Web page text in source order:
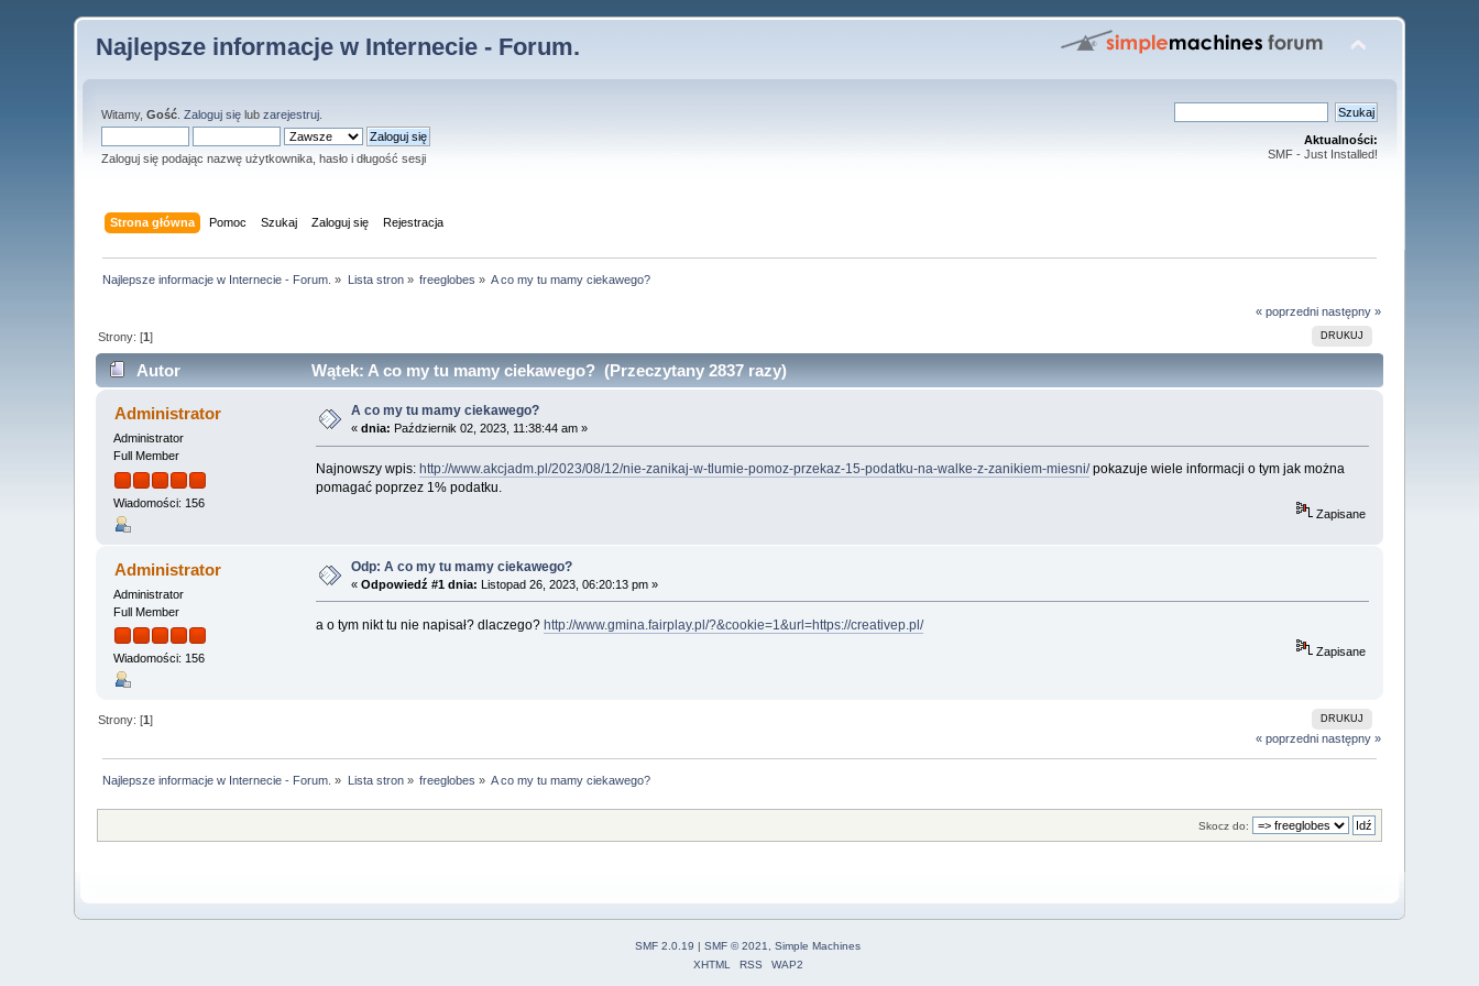
Najlepsze informacje w Internecie - Forum.
Witamy,Gość .Zaloguj się lubzarejestruj
Zaloguj się podając nazwę użytkownika, hasło i długość sesji
Aktualności:
SMF - Just Installed!
Strona główna Pomoc Szukaj Zaloguj się Rejestracja
Najlepsze informacje w Internecie - Forum. » Lista stron» freeglobes » A co my tu mamy ciekawego?
« poprzedni następny »
DRUKUJ
Strony: [1]
Autor Wątek: A co my tu mamy ciekawego? (Przeczytany 2837 razy)
Administrator
Administrator
Full Member
Wiadomości: 156
A co my tu mamy ciekawego?
«dnia: Październik 02, 2023, 11:38:44 am »
Najnowszy wpis: http://www.akcjadm.pl/2023/08/12/nie-zanikaj-w-tlumie-pomoz-przekaz-15-podatku-na-walke-z-zanikiem-miesni/pokazuje wiele informacji o tym jak można
pomagać poprzez 1% podatku.
Zapisane
Administrator
Administrator
Full Member
Wiadomości: 156
Odp: A co my tu mamy ciekawego?
«Odpowiedź #1 dnia: Listopad 26, 2023, 06:20:13 pm »
a o tym nikt tu nie napisał? dlaczego? http://www.gmina.fairplay.pl/?&cookie=1&url=https://creativep.pl/
Zapisane
DRUKUJ
Strony: [1]
« poprzedni następny »
Najlepsze informacje w Internecie - Forum. » Lista stron» freeglobes » A co my tu mamy ciekawego?
Skocz do:
SMF 2.0.19 | SMF © 2021
Simple Machines
XHTML
RSS WAP2